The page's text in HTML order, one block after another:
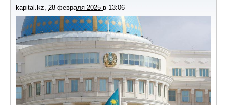
kapital.kz 28 февраля 2025 в 13:06